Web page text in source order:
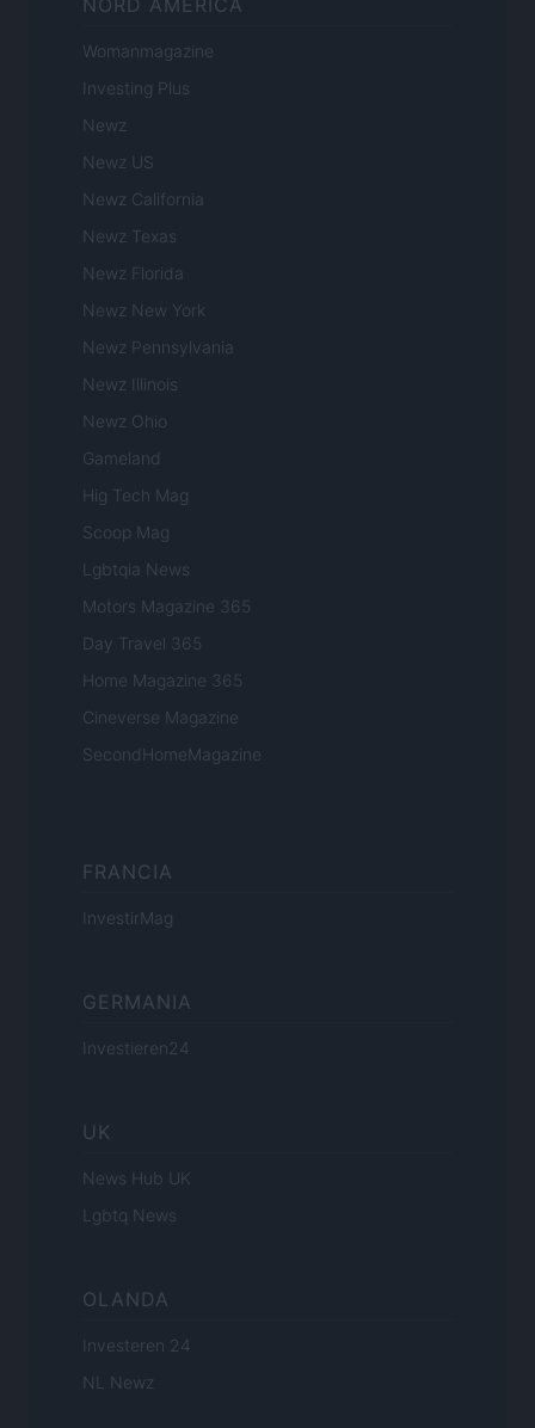
NORD AMERICA
Womanmagazine
Investing Plus
Newz
Newz US
Newz California
Newz Texas
Newz Florida
Newz New York
Newz Pennsylvania
Newz Illinois
Newz Ohio
Gameland
Hig Tech Mag
Scoop Mag
Lgbtqia News
Motors Magazine 365
Day Travel 365
Home Magazine 365
Cineverse Magazine
SecondHomeMagazine
FRANCIA
InvestirMag
GERMANIA
Investieren24
UK
News Hub UK
Lgbtq News
OLANDA
Investeren 24
NL Newz